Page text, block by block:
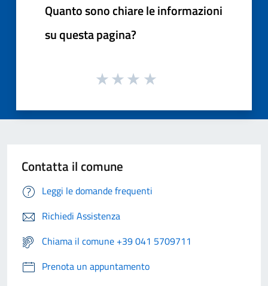
Quanto sono chiare le informazioni
su questa pagina?
Contatta il comune
Leggi le domande frequenti
Richiedi Assistenza
Chiama il comune +39 041 5709711
Prenota un appuntamento